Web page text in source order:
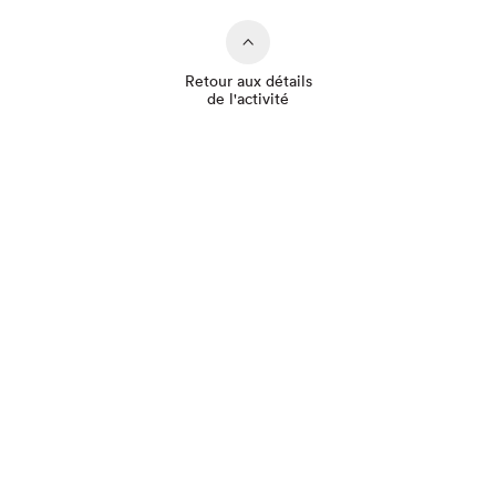
Retour aux détails
de l'activité